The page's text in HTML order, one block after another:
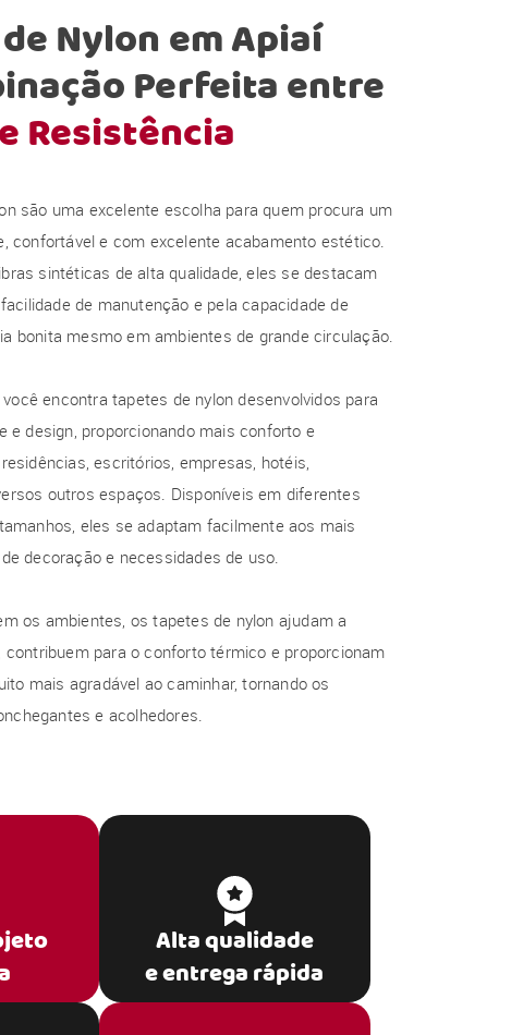
Nylon em Apiaí
Perfeita entre
Resistência
são uma excelente escolha para quem procura um
confortável e com excelente acabamento estético.
sintéticas de alta qualidade, eles se destacam
de manutenção e pela capacidade de
bonita mesmo em ambientes de grande circulação.
encontra tapetes de nylon desenvolvidos para
e design, proporcionando mais conforto e
escritórios, empresas, hotéis,
outros espaços. Disponíveis em diferentes
eles se adaptam facilmente aos mais
decoração e necessidades de uso.
os ambientes, os tapetes de nylon ajudam a
contribuem para o conforto térmico e proporcionam
mais agradável ao caminhar, tornando os
e acolhedores.
Alta qualidade
e entrega rápida